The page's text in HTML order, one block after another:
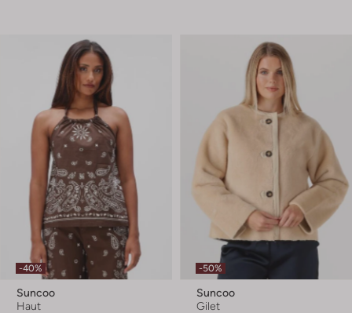
-40%
Suncoo
Haut
-50%
Suncoo
Gilet